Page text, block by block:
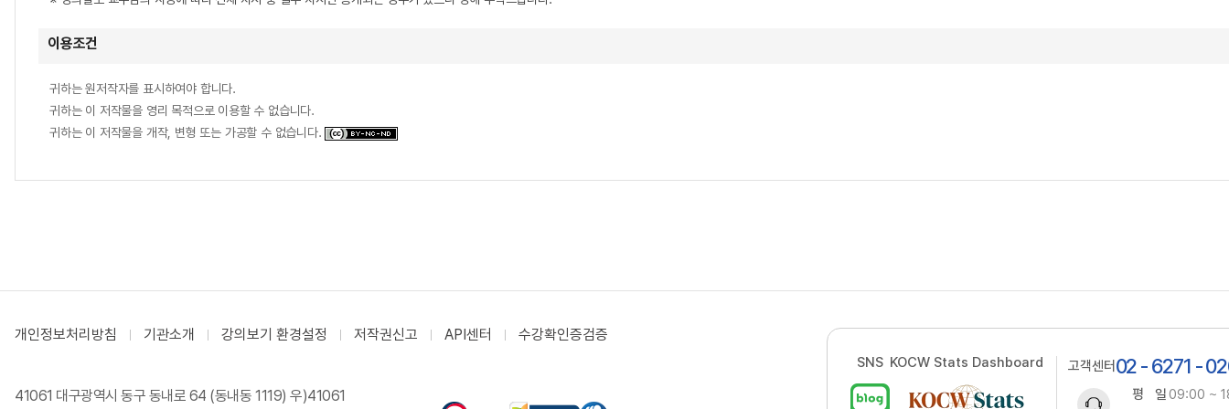
이용조건
귀하는 원저작자를 표시하여야 합니다.
귀하는 이 저작물을 영리 목적으로 이용할 수 없습니다.
귀하는 이 저작물을 개작, 변형 또는 가공할 수 없습니다.
개인정보처리방침 기관소개 강의보기 환경설정 저작권신고 API센터 수강확인증검증
41061 대구광역시 동구 동내로 64 (동내동 1119) 우)41061
SNS KOCW Stats Dashboard 고객센터 02 - 6271 -
평 일09:00 ~